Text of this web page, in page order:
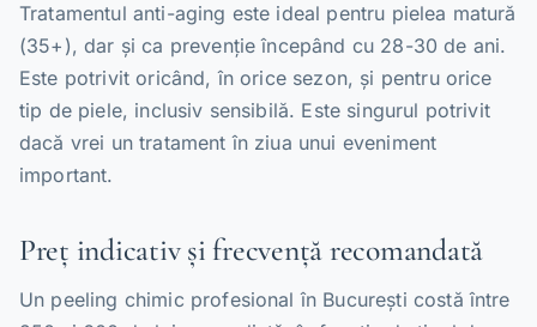
Tratamentul anti-aging este ideal pentru pielea matură
(35+), dar și ca prevenție începând cu 28-30 de ani.
Este potrivit oricând, în orice sezon, și pentru orice
tip de piele, inclusiv sensibilă. Este singurul potrivit
dacă vrei un tratament în ziua unui eveniment
important.
Preț indicativ și frecvență recomandată
Un peeling chimic profesional în București costă între